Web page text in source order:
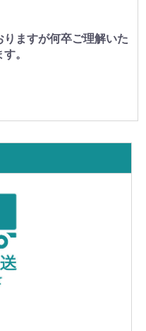
ますが何卒ご理解いた
。